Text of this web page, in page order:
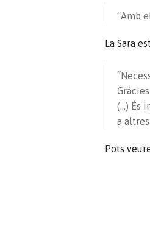
“Amb
La Sara
(…) És
a
Pots